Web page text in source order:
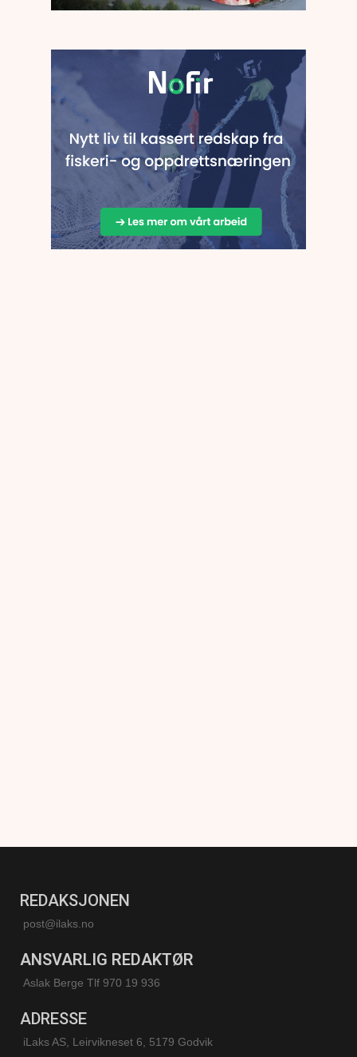
REDAKSJONEN
post@ilaks.no
ANSVARLIG REDAKTØR
Aslak Berge Tlf 970 19 936
ADRESSE
iLaks AS, Leirvikneset 6, 5179 Godvik